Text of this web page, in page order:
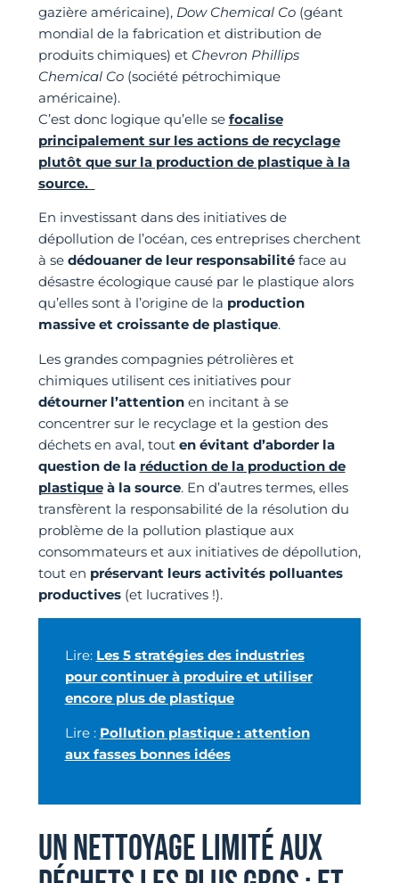
gazière américaine), Dow Chemical Co(géant
mondial de la fabrication et distribution de
produits chimiques) et Chevron Phillips
Chemical Co(société pétrochimique
américaine).
C’est donc logique qu’elle se focalise
principalement sur les actions de recyclage
plutôt que sur la production de plastique à la
source.
En investissant dans des initiatives de
dépollution de l’océan, ces entreprises cherchent
à se dédouaner de leur responsabilitéface au
désastre écologique causé par le plastique alors
qu’elles sont à l’origine de la production
massive et croissante de plastique.
Les grandes compagnies pétrolières et
chimiques utilisent ces initiatives pour
détourner l’attentionen incitant à se
concentrer sur le recyclage et la gestion des
déchets en aval, tout en évitant d’aborder la
question de la réduction de la production de
plastiqueà la source. En d’autres termes, elles
transfèrent la responsabilité de la résolution du
problème de la pollution plastique aux
consommateurs et aux initiatives de dépollution,
tout en préservant leurs activités polluantes
productives(et lucratives !).
Lire: Les 5 stratégies des industries
pour continuer à produire et utiliser
encore plus de plastique
Lire : Pollution plastique : attention
aux fasses bonnes idées
UN NETTOYAGE LIMITÉ AUX